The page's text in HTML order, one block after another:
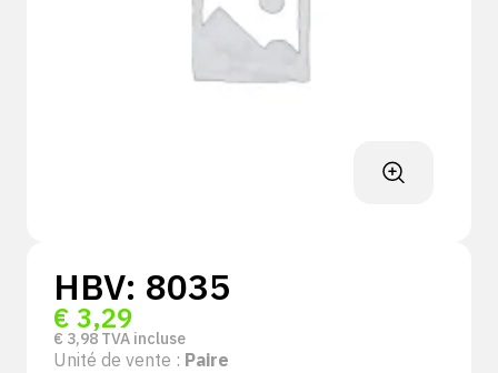
HBV: 8035
€ 3,29
€ 3,98 TVA incluse
Unité de vente : Paire